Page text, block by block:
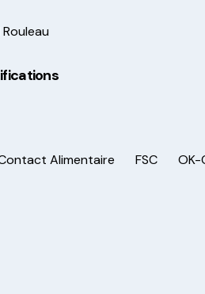
Rouleau
Alimentaire FSC OK-